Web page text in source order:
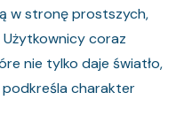
w stronę prostszych,
coraz
nie tylko daje światło,
charakter